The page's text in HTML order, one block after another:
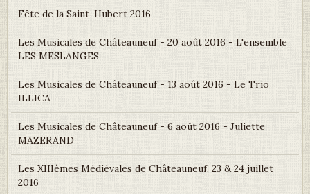
Fête de la Saint-Hubert 2016
Les Musicales de Châteauneuf - 20 août 2016 - L'ensemble
LES MESLANGES
Les Musicales de Châteauneuf - 13 août 2016 - Le Trio
ILLICA
Les Musicales de Châteauneuf - 6 août 2016 - Juliette
MAZERAND
Les XIIIèmes Médiévales de Châteauneuf, 23 & 24 juillet
2016